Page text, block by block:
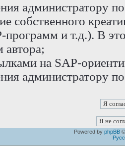
администратору
собственного
и т.д.). В
автора;
на SAP-
администратору
Powered by phpBB